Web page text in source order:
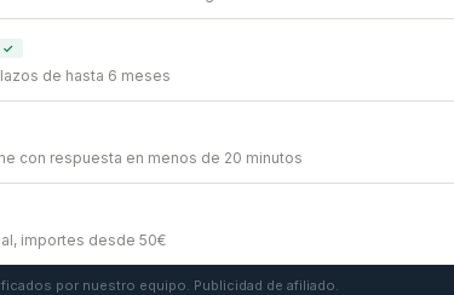
✓
de hasta 6 meses
con respuesta en menos de 20 minutos
importes desde 50€
por nuestro equipo. Publicidad de afiliado.